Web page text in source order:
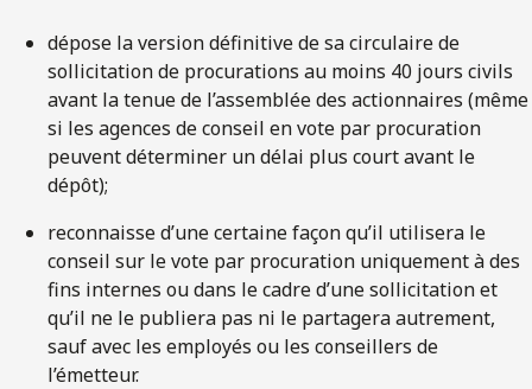
dépose la version définitive de sa circulaire de
sollicitation de procurations au moins 40 jours civils
avant la tenue de l’assemblée des actionnaires (même
si les agences de conseil en vote par procuration
peuvent déterminer un délai plus court avant le
dépôt);
reconnaisse d’une certaine façon qu’il utilisera le
conseil sur le vote par procuration uniquement à des
fins internes ou dans le cadre d’une sollicitation et
qu’il ne le publiera pas ni le partagera autrement,
sauf avec les employés ou les conseillers de
l’émetteur.